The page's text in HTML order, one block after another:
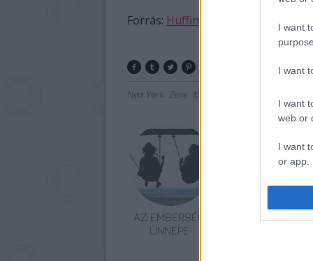
I want
I want
I want
web or
I want
or app.
I want
I want
Forrás: Huffington Post
New York Zene Kiállítás
AZ EMBERSÉG
ÜNNEPE
„NEM TÖBB